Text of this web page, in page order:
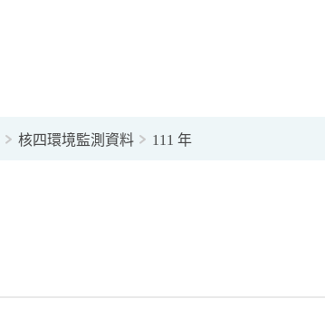
核四環境監測資料 111 年